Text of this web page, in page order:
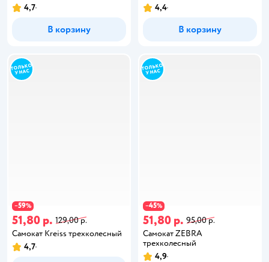
4,7
В корзину
4,4
В корзину
−59%
51,80 р. 129,00 р.
Самокат Kreiss трехколесный
4,7
−45%
51,80 р. 95,00 р.
Самокат ZEBRA
трехколесный
4,9